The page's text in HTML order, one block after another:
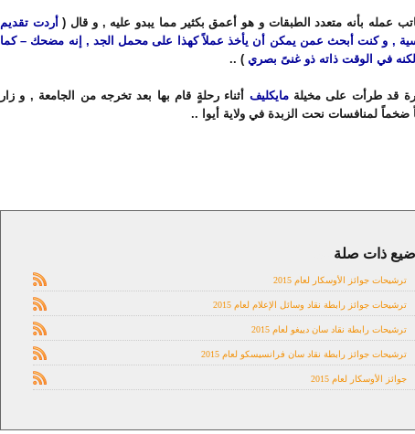
عمله بأنه متعدد الطبقات و هو أعمق بكثير مما يبدو عليه , و قال ( أردت تقديم
, و كنت أبحث عمن يمكن أن يأخذ عملاً كهذا على محمل الجد , إنه مضحك – كما
في الوقت ذاته ذو غنىً بصري ) ..
قد طرأت على مخيلةمايكليف أثناء رحلةٍ قام بها بعد تخرجه من الجامعة , و زار
ضخماً لمنافسات نحت الزبدة في ولاية أيوا ..
ذات صلة
ترشيحات جوائز الأوسكار لعام 2015
ترشيحات جوائز رابطة نقاد وسائل الإعلام لعام 2015
ترشيحات رابطة نقاد سان دييغو لعام 2015
ترشيحات جوائز رابطة نقاد سان فرانسيسكو لعام 2015
جوائز الأوسكار لعام 2015